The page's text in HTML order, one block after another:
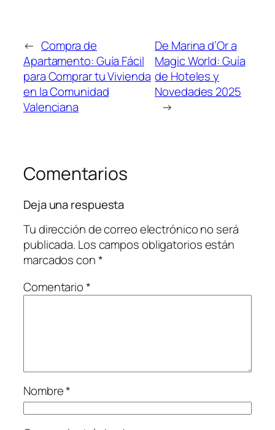
← Compra de
Apartamento: Guía Fácil
para Comprar tu Vivienda
en la Comunidad
Valenciana
De Marina d’Or a
Magic World: Guía
de Hoteles y
Novedades 2025
→
Comentarios
Deja una respuesta
Tu dirección de correo electrónico no será
publicada. Los campos obligatorios están
marcados con*
Comentario*
Nombre*